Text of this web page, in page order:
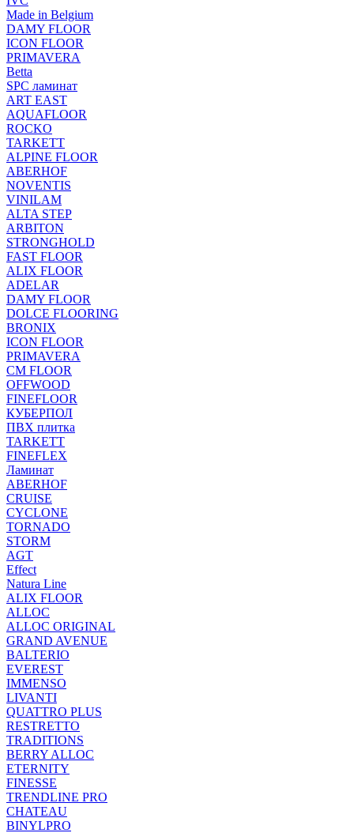
Made in Belgium
DAMY FLOOR
ICON FLOOR
PRIMAVERA
Betta
SPC ламинат
ART EAST
AQUAFLOOR
ROCKO
TARKETT
ALPINE FLOOR
ABERHOF
NOVENTIS
VINILAM
ALTA STEP
ARBITON
STRONGHOLD
FAST FLOOR
ALIX FLOOR
ADELAR
DAMY FLOOR
DOLCE FLOORING
BRONIX
ICON FLOOR
PRIMAVERA
CM FLOOR
OFFWOOD
FINEFLOOR
КУБЕРПОЛ
ПВХ плитка
TARKETT
FINEFLEX
Ламинат
ABERHOF
CRUISE
CYCLONE
TORNADO
STORM
AGT
Effect
Natura Line
ALIX FLOOR
ALLOC
ALLOC ORIGINAL
GRAND AVENUE
BALTERIO
EVEREST
IMMENSO
LIVANTI
QUATTRO PLUS
RESTRETTO
TRADITIONS
BERRY ALLOC
ETERNITY
FINESSE
TRENDLINE PRO
CHATEAU
BINYLPRO